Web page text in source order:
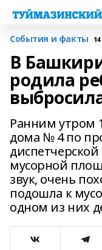
События и факты
В
родила
Ранним утром
дома № 4 по
мусорной
звук, очень
подошла к
одном из них